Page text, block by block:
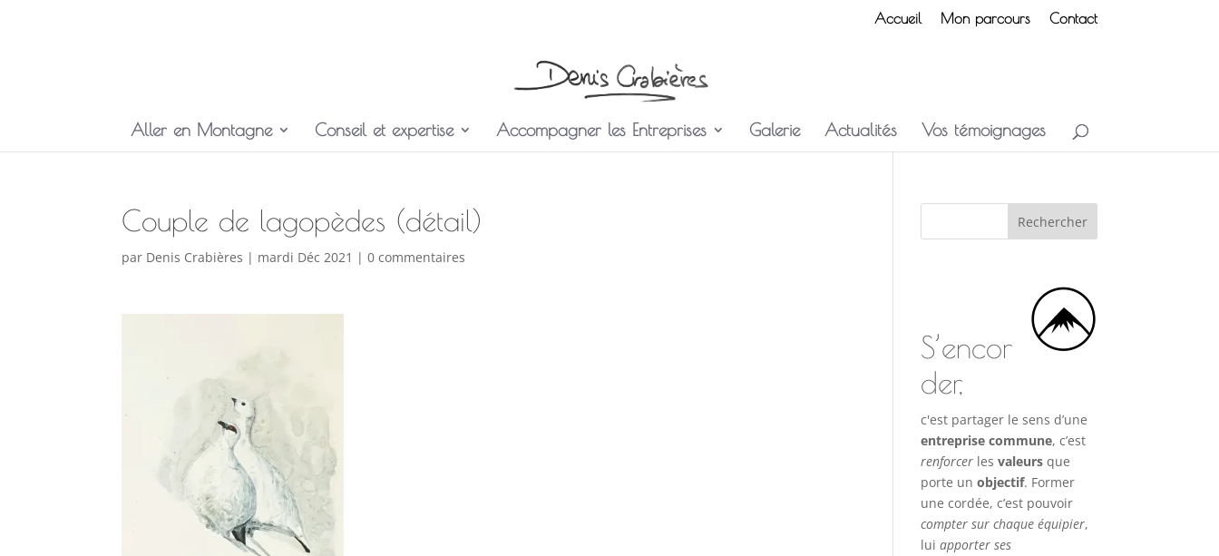
Accueil Mon parcours Contact
Aller en Montagne Conseil et expertise Accompagner les Entreprises Galerie Actualités Vos témoignages
Couple de lagopèdes (détail)
par Denis Crabières | mardi Déc 2021 |0 commentaires
S’encor
der,
c'est partager le sens d’une
entreprise commune, c’est
renforcer lesvaleurs que
porte unobjectif. Former
une cordée, c’est pouvoir
compter sur chaque équipier,
luiapporter ses